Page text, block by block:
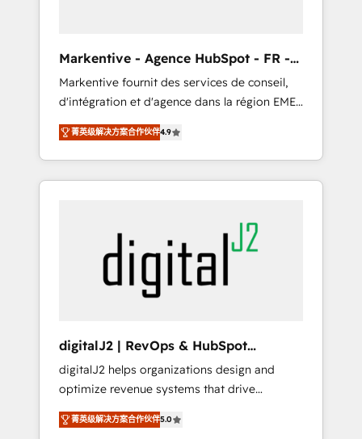
know what you don't know'
recommendations to maximize conversions!
OTF is an Elite Partner (top 1% of 6,500+
Partners) and was named 2023 HubSpot
Partner of the Year 💥 Trusted by 2,500+
companies to help them scale and close
more business, by using HubSpot (the right
www.onthefuze.com/hubspot-admin Contact
us to learn more!
Markentive - Agence HubSpot - FR -
EN
Markentive fournit des services de conseil,
d'intégration et d'agence dans la région EMEA
et North America. Avec plus de 115 experts en
marketing automation, Growth, Revops, CRM
et webdesign. Markentive is both a
consulting firm, a digital agency and an
webdesign (We focus on EMEA - USA
customers).
菁英级解决方案合作伙伴4.9
digitalJ2 | RevOps & HubSpot
Implementations
digitalJ2 helps organizations design and
optimize revenue systems that drive
scalable, predictable growth. As a triple-
accredited HubSpot Solutions Partner, we
菁英级解决方案合作伙伴5.0